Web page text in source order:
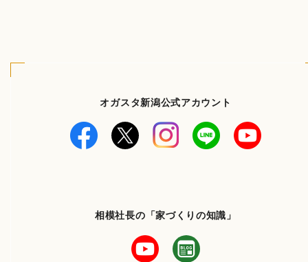
オガスタ新潟公式アカウント
相模社長の「家づくりの知識」